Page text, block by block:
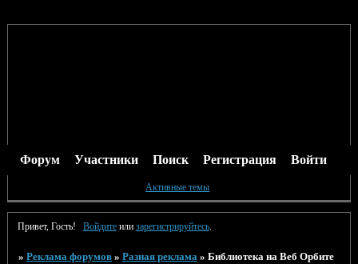
Форум Участники Поиск Регистрация Войти
Активные темы
Привет, Гость! Войдитеили зарегистрируйтесь.
» Реклама форумов » Разная реклама » Библиотека на Веб Орбите